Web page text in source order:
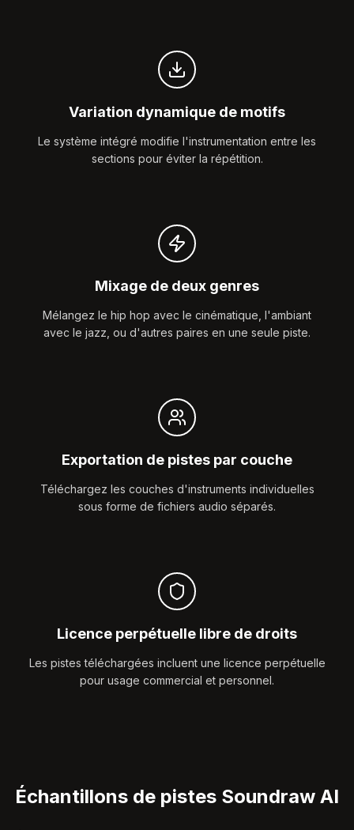
Variation dynamique de motifs
Le système intégré modifie l'instrumentation entre les
sections pour éviter la répétition.
Mixage de deux genres
Mélangez le hip hop avec le cinématique, l'ambiant
avec le jazz, ou d'autres paires en une seule piste.
Exportation de pistes par couche
Téléchargez les couches d'instruments individuelles
sous forme de fichiers audio séparés.
Licence perpétuelle libre de droits
Les pistes téléchargées incluent une licence perpétuelle
pour usage commercial et personnel.
Échantillons de pistes Soundraw AI